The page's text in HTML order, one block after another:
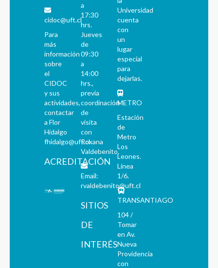
cidoc@uft.cl
Para
más
información
sobre
el
CIDOC
y sus
actividades,
contactar
a Flor
Hidalgo
fhidalgo@uft.cl
ACREDITACIÓN
a
17:30
hrs.
Jueves
de
09:30
a
14:00
hrs.,
previa
coordinación
de
visita
con
Roxana
Valdebenito.
Email:
rvaldebenito@uft.cl
SITIOS
DE
INTERÉS
Universidad
cuenta
con
un
lugar
especial
para
dejarlas.
METRO
Estación
de
Metro
Los
Leones.
Línea
1/6.
TRANSANTIAGO
104 /
Tomar
en Av.
Nueva
Providencia
con